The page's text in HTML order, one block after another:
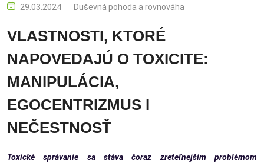
29.03.2024 Duševná pohoda a rovnováha
VLASTNOSTI, KTORÉ
NAPOVEDAJÚ O TOXICITE:
MANIPULÁCIA,
EGOCENTRIZMUS I
NEČESTNOSŤ
Toxické správanie sa stáva čoraz zreteľnejším problémom